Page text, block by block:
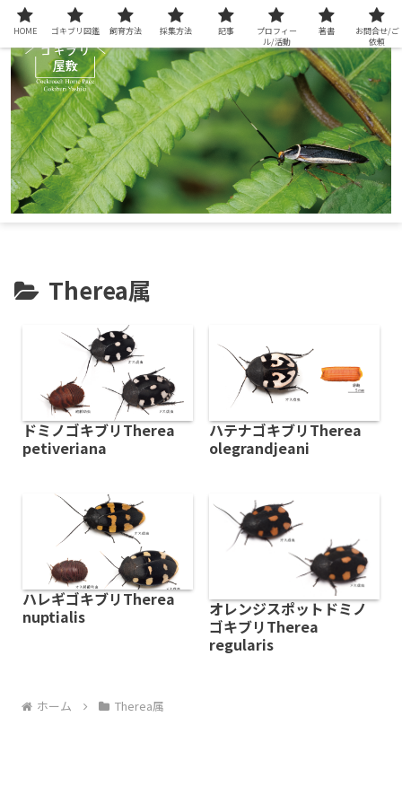
Therea属
ドミノゴキブリTherea
petiveriana
ハテナゴキブリTherea
olegrandjeani
ハレギゴキブリTherea
nuptialis
オレンジスポットドミノ
ゴキブリTherea
regularis
ホーム Therea属
HOME ゴキブリ図鑑 飼育方法 採集方法 記事
プロフィー
ル/活動
著書
お問合せ/ご
依頼